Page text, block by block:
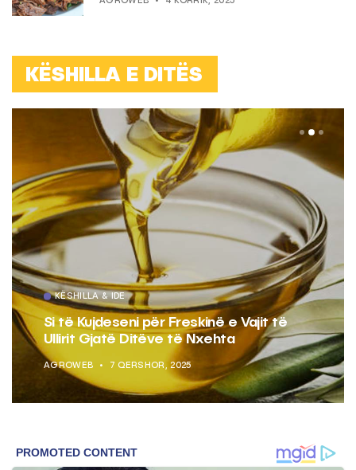
KËSHILLA E DITËS
KËSHILLA & IDE
Si të Kujdeseni për Freskinë e Vajit të
Ullirit Gjatë Ditëve të Nxehta
AGROWEB 7 QERSHOR, 2025